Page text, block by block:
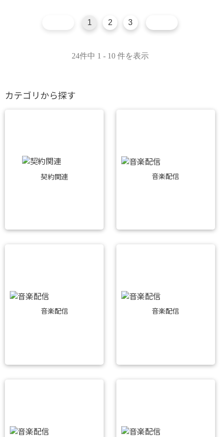
24件中 1 - 10 件を表示
1 2 3
カテゴリから探す
契約関連 音楽配信
音楽配信 音楽配信